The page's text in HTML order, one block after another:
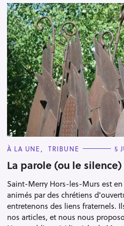
C
T
E
O
I
E
S
À LA UNE TRIBUNE 5
La parole (ou le
Saint-Merry Hors-les-Murs est
animés par des chrétiens
entretenons des liens fraternels.
nos articles, et nous nous